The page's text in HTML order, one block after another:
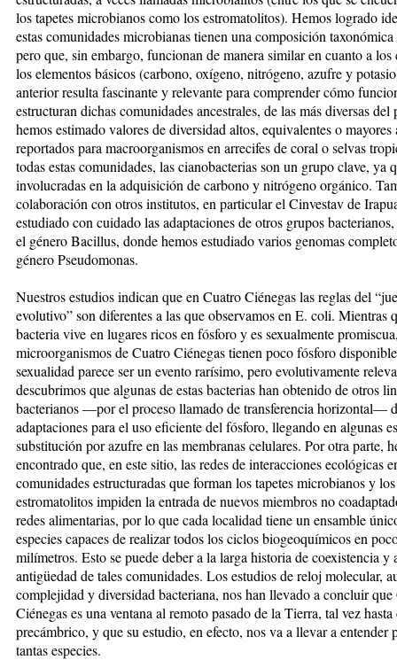
los tapetes microbianos como los estromatolitos). Hemos logrado
estas comunidades microbianas tienen una composición
pero que, sin embargo, funcionan de manera similar en cuanto a los
los elementos básicos (carbono, oxígeno, nitrógeno, azufre y
anterior resulta fascinante y relevante para comprender cómo
estructuran dichas comunidades ancestrales, de las más diversas del
hemos estimado valores de diversidad altos, equivalentes o mayores
reportados para macroorganismos en arrecifes de coral o selvas
todas estas comunidades, las cianobacterias son un grupo clave, ya
involucradas en la adquisición de carbono y nitrógeno orgánico.
colaboración con otros institutos, en particular el Cinvestav de
estudiado con cuidado las adaptaciones de otros grupos
el género Bacillus, donde hemos estudiado varios genomas
género Pseudomonas.
Nuestros estudios indican que en Cuatro Ciénegas las reglas del
evolutivo” son diferentes a las que observamos en E. coli. Mientras
bacteria vive en lugares ricos en fósforo y es sexualmente
microorganismos de Cuatro Ciénegas tienen poco fósforo
sexualidad parece ser un evento rarísimo, pero evolutivamente
descubrimos que algunas de estas bacterias han obtenido de otros
bacterianos —por el proceso llamado de transferencia horizontal—
adaptaciones para el uso eficiente del fósforo, llegando en algunas
substitución por azufre en las membranas celulares. Por otra parte,
encontrado que, en este sitio, las redes de interacciones ecológicas
comunidades estructuradas que forman los tapetes microbianos y los
estromatolitos impiden la entrada de nuevos miembros no
redes alimentarias, por lo que cada localidad tiene un ensamble
especies capaces de realizar todos los ciclos biogeoquímicos en
milímetros. Esto se puede deber a la larga historia de coexistencia y
antigüedad de tales comunidades. Los estudios de reloj molecular,
complejidad y diversidad bacteriana, nos han llevado a concluir que
Ciénegas es una ventana al remoto pasado de la Tierra, tal vez hasta
precámbrico, y que su estudio, en efecto, nos va a llevar a entender
tantas especies.